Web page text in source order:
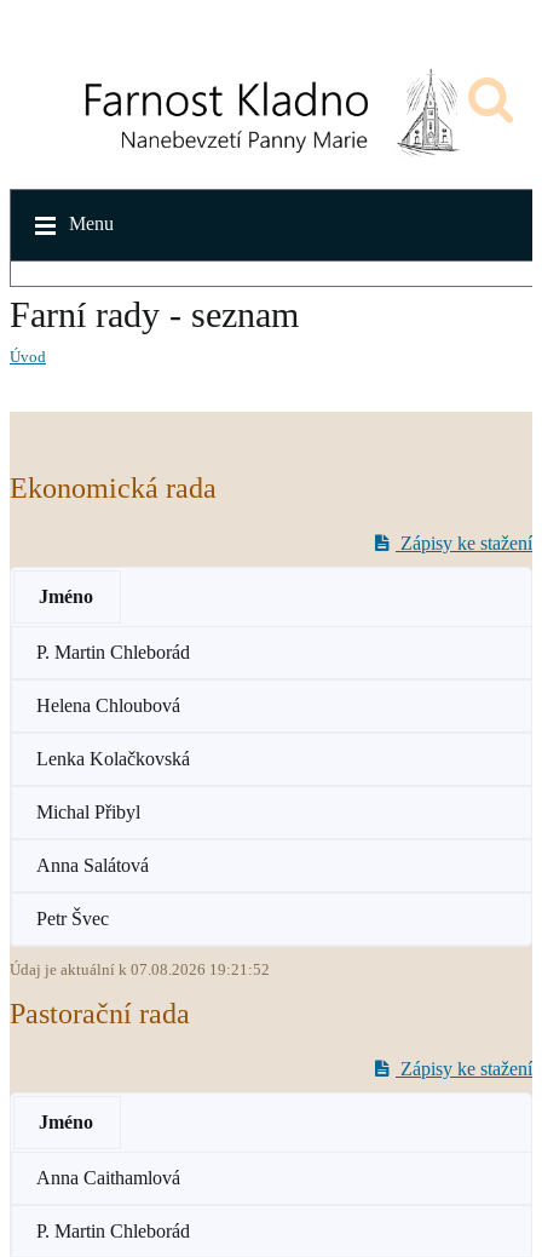
Menu
Farní rady - seznam
Úvod
Ekonomická rada
Zápisy ke stažení
Jméno
P. Martin Chleborád
Helena Chloubová
Lenka Kolačkovská
Michal Přibyl
Anna Salátová
Petr Švec
Údaj je aktuální k 07.08.2026 19:21:52
Pastorační rada
Zápisy ke stažení
Jméno
Anna Caithamlová
P. Martin Chleborád